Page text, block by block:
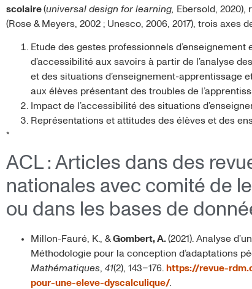
scolaire(universal design for learning, Ebersold,
(Rose & Meyers, 2002 ; Unesco, 2006, 2017), trois axes
Etude des gestes professionnels
d’accessibilité aux savoirs à partir de l’analyse
et des situations d’enseignement-apprentissage
aux élèves présentant des troubles de
Impact de l’accessibilité des situations
Représentations et attitudes des élèves et des
*
ACL : Articles dans des
nationales avec comité de
ou dans les bases de
Millon-Fauré, K., &Gombert, A.(2021). Analyse
Méthodologie pour la conception d’adaptations
Mathématiques, 41(2), 143–176. https://revue-
pour-une-eleve-dyscalculique/.